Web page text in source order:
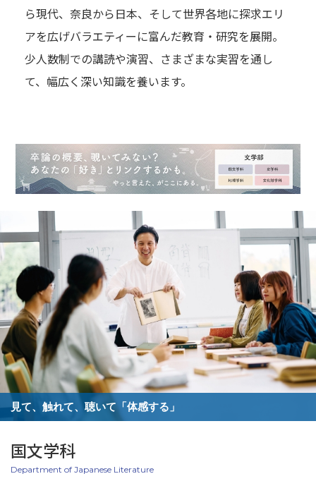
ら現代、奈良から日本、そして世界各地に探求エリ
アを広げバラエティーに富んだ教育・研究を展開。
少人数制での講読や演習、さまざまな実習を通し
て、幅広く深い知識を養います。
見て、触れて、聴いて「体感する」
国文学科
Department of Japanese Literature